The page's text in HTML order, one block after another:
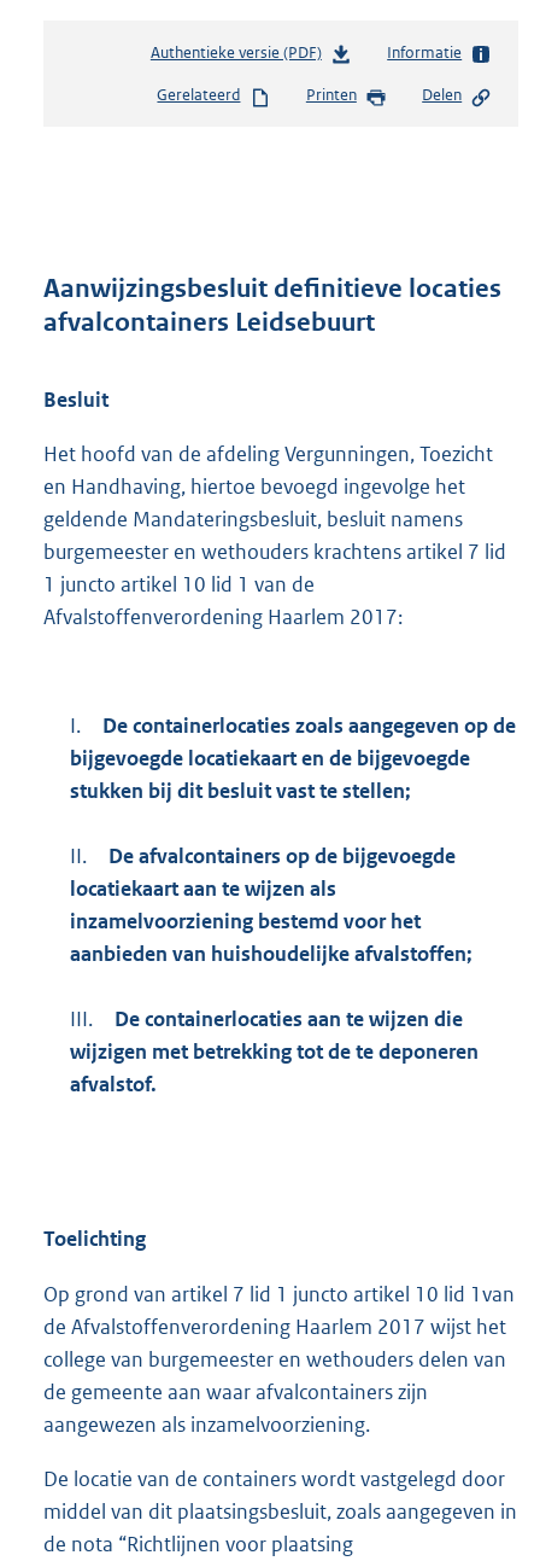
Authentieke versie (PDF)b
s
r
o
8
1
5
b
Informatie
Gerelateerd Printen Delen
Aanwijzingsbesluit definitieve locaties
afvalcontainers Leidsebuurt
Besluit
Het hoofd van de afdeling Vergunningen, Toezicht
en Handhaving, hiertoe bevoegd ingevolge het
geldende Mandateringsbesluit, besluit namens
burgemeester en wethouders krachtens artikel 7 lid
1 juncto artikel 10 lid 1 van de
Afvalstoffenverordening Haarlem 2017:
I.
De containerlocaties zoals aangegeven op de
bijgevoegde locatiekaart en de bijgevoegde
stukken bij dit besluit vast te stellen;
II.
De afvalcontainers op de bijgevoegde
locatiekaart aan te wijzen als
inzamelvoorziening bestemd voor het
aanbieden van huishoudelijke afvalstoffen;
III.
De containerlocaties aan te wijzen die
wijzigen met betrekking tot de te deponeren
afvalstof.
Toelichting
Op grond van artikel 7 lid 1 juncto artikel 10 lid 1van
de Afvalstoffenverordening Haarlem 2017 wijst het
college van burgemeester en wethouders delen van
de gemeente aan waar afvalcontainers zijn
aangewezen als inzamelvoorziening.
De locatie van de containers wordt vastgelegd door
middel van dit plaatsingsbesluit, zoals aangegeven in
de nota “Richtlijnen voor plaatsing